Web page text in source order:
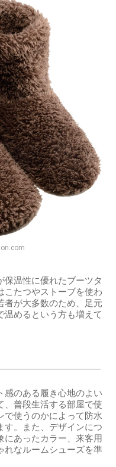
温性に優れたブーツタ
こたつやストーブを使わ
者が大多数のため、足元
温めるという方も増えて
感のある履き心地のよい
、普段生活する部屋で使
で使うのかによって防水
す。また、デザインにつ
にあったカラー、来客用
れなルームシューズを準